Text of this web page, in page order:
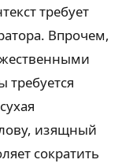
требует
Впрочем,
изящный
сократить